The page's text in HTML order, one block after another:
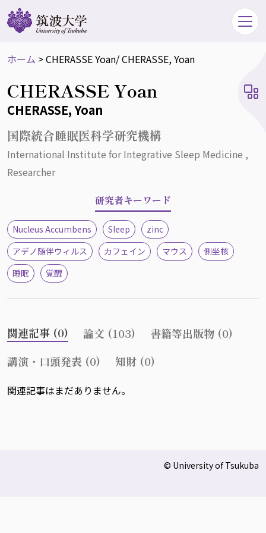
ホーム >CHERASSE Yoan/ CHERASSE, Yoan
CHERASSE Yoan
CHERASSE, Yoan
国際統合睡眠医科学研究機構
International Institute for Integrative Sleep Medicine ,
Researcher
研究者キーワード
Nucleus Accumbens Sleep
zinc
アデノ随伴ウィルス
カフェイン マウス
側坐核
睡眠
覚醒
関連記事 (0) 論文 (103)
書籍等出版物 (0)
講演・口頭発表 (0)
知財 (0)
関連記事はまだありません。
© University of Tsukuba